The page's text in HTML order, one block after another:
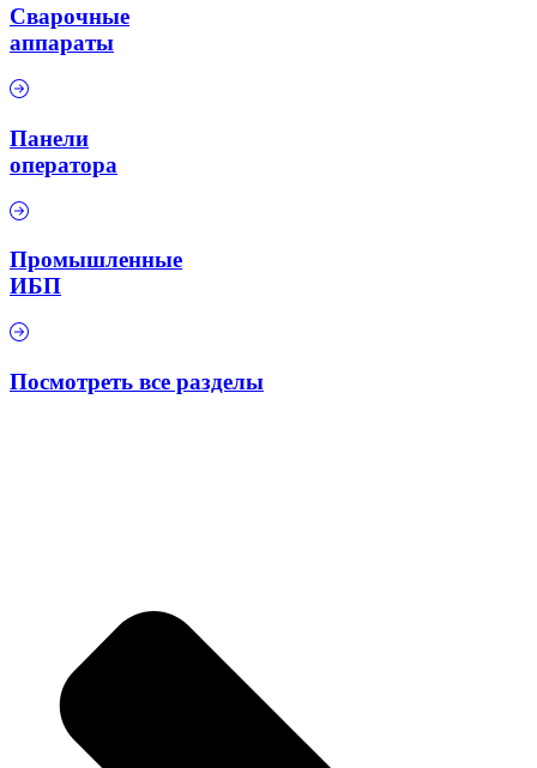
Сварочные
аппараты
Панели
оператора
Промышленные
ИБП
Посмотреть все разделы